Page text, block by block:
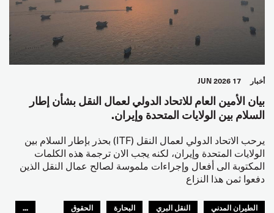
أخبار 17 JUN 2026
بيان الأمين العام للاتحاد الدولي لعمال النقل بشأن إطار
السلام بين الولايات المتحدة وإيران.
يرحب الاتحاد الدولي لعمال النقل (ITF) بحذر بإطار السلام بين
الولايات المتحدة وإيران، لكنه يجب الان ترجمة هذه الكلمات
المكتوبة الى أفعال وإجراءات ملموسة لصالح عمال النقل الذين
دفعوا ثمن هذا النزاع
الطيران المدني النقل البري البحارة
الحقوق
...